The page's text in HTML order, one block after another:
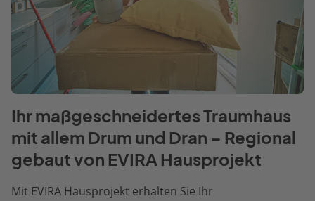
Ihr maßgeschneidertes Traumhaus
mit allem Drum und Dran – Regional
gebaut von EVIRA Hausprojekt
Mit EVIRA Hausprojekt erhalten Sie Ihr